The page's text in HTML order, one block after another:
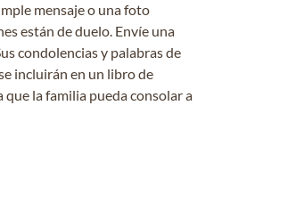
mensaje o una foto
están de duelo. Envíe una
condolencias y palabras de
incluirán en un libro de
la familia pueda consolar a